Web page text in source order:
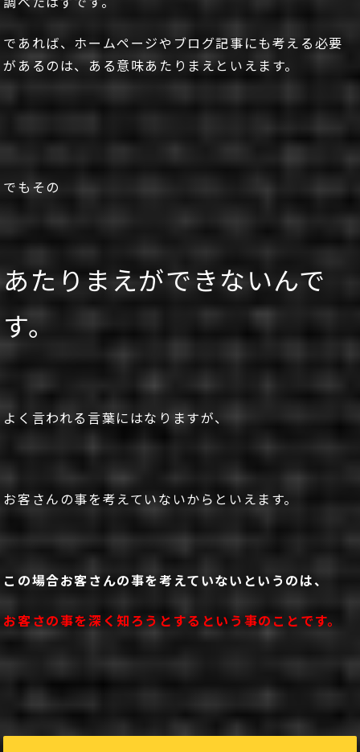
であれば、ホームページやブログ記事にも考える必要
があるのは、ある意味あたりまえといえます。
でもその
あたりまえができないんで
す。
よく言われる言葉にはなりますが、
お客さんの事を考えていないからといえます。
この場合お客さんの事を考えていないというのは、
お客さの事を深く知ろうとするという事のことです。